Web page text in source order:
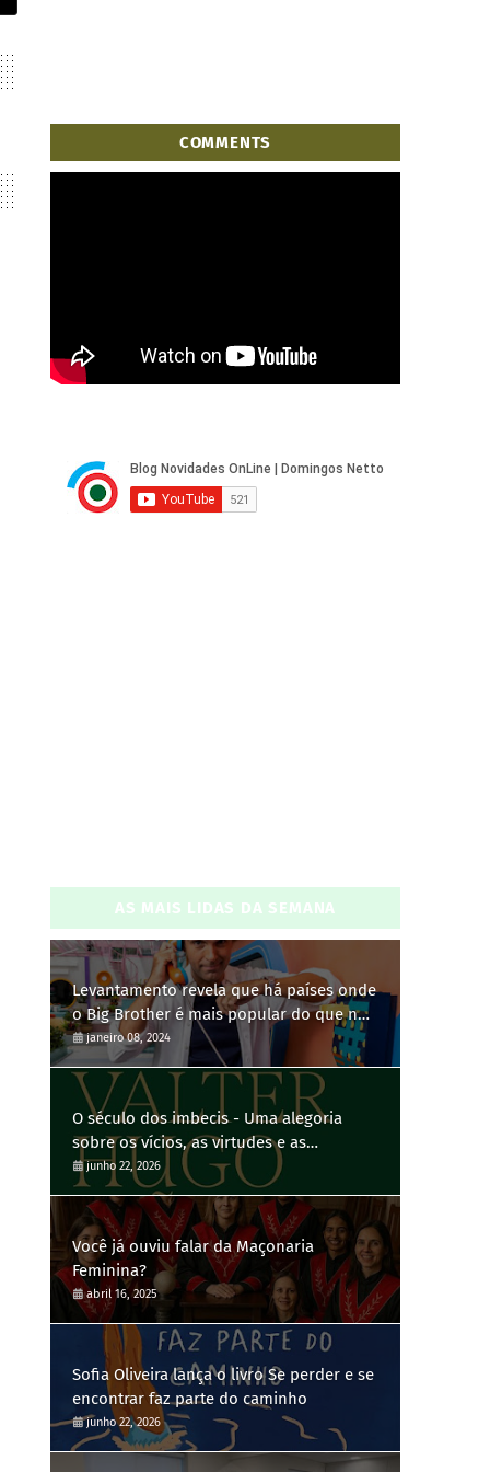
COMMENTS
AS MAIS LIDAS DA SEMANA
Levantamento revela que há países onde
o Big Brother é mais popular do que no
Brasil
janeiro 08, 2024
O século dos imbecis - Uma alegoria
sobre os vícios, as virtudes e as
contradições humanas
junho 22, 2026
Você já ouviu falar da Maçonaria
Feminina?
abril 16, 2025
Sofia Oliveira lança o livro Se perder e se
encontrar faz parte do caminho
junho 22, 2026